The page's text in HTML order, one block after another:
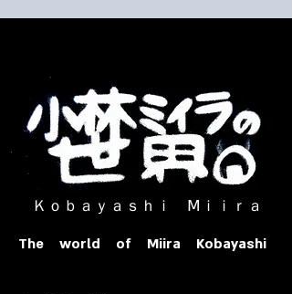
ｏｂａｙａｓｈｉ Ⅿｉｉｒａ​
The world of Miira Kobayashi